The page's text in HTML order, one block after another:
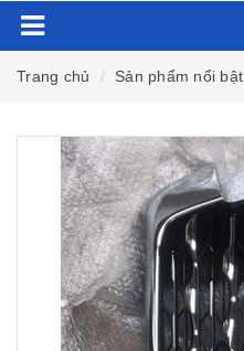
Trang chủ Sản phẩm nổi bật